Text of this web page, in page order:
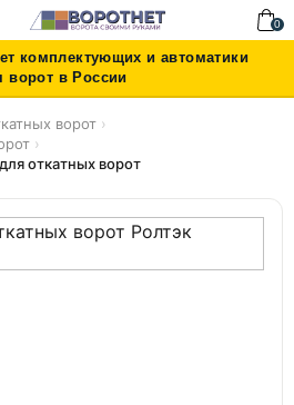
0
комплектующих и автоматики
ворот в России
ворот ›
›
откатных ворот